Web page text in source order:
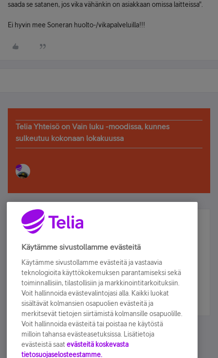
saada se satanen, jos vika vähänkin on asiakkaan omissa laitteissa".
Ei hyvin mee Soneran huolto-/vikapalveluilla!!!
Telia Yhteisö on Vain luku -moodissa, kunnes
sulkeutuu kokonaan lokakuussa
Älä jää paitsi – osallistu ja voita!
Tilaa Telian uutiskirje ja olet mukana arvonnassa.
sähköpostiisi.
Tilaa nyt
Käytämme sivustollamme evästeitä
Käytämme sivustollamme evästeitä ja vastaavia
teknologioita käyttökokemuksen parantamiseksi sekä
toiminnallisiin, tilastollisiin ja markkinointitarkoituksiin.
Voit hallinnoida evästevalintojasi alla. Kaikki luokat
sisältävät kolmansien osapuolien evästeitä ja
merkitsevät tietojen siirtämistä kolmansille osapuolille.
Voit hallinnoida evästeitä tai poistaa ne käytöstä
milloin tahansa evästeasetuksissa. Lisätietoja
evästeistä saat evästeitä koskevasta
tietosuojaselosteestamme.